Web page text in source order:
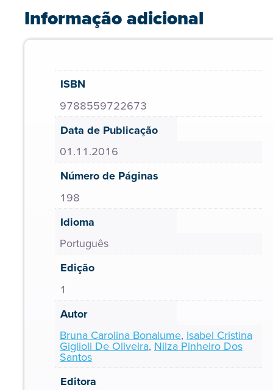
Informação adicional
ISBN
9788559722673
Data de Publicação
01.11.2016
Número de Páginas
198
Idioma
Português
Edição
1
Autor
Bruna Carolina Bonalume, Isabel Cristina
Giglioli De Oliveira, Nilza Pinheiro Dos
Santos
Editora